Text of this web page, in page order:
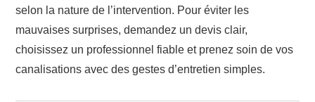
selon la nature de l’intervention. Pour éviter les
mauvaises surprises, demandez un devis clair,
choisissez un professionnel fiable et prenez soin de vos
canalisations avec des gestes d’entretien simples.